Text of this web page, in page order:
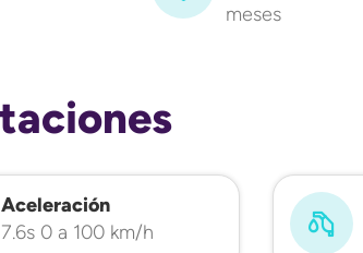
meses
Aceleración
7.6s 0 a 100 km/h